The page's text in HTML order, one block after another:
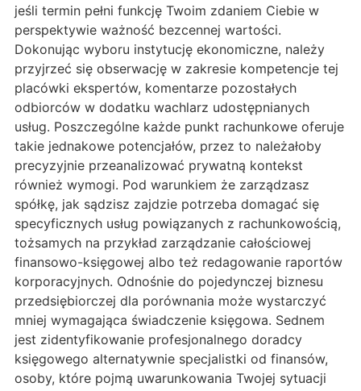
jeśli termin pełni funkcję Twoim zdaniem Ciebie w
perspektywie ważność bezcennej wartości.
Dokonując wyboru instytucję ekonomiczne, należy
przyjrzeć się obserwację w zakresie kompetencje tej
placówki ekspertów, komentarze pozostałych
odbiorców w dodatku wachlarz udostępnianych
usług. Poszczególne każde punkt rachunkowe oferuje
takie jednakowe potencjałów, przez to należałoby
precyzyjnie przeanalizować prywatną kontekst
również wymogi. Pod warunkiem że zarządzasz
spółkę, jak sądzisz zajdzie potrzeba domagać się
specyficznych usług powiązanych z rachunkowością,
tożsamych na przykład zarządzanie całościowej
finansowo-księgowej albo też redagowanie raportów
korporacyjnych. Odnośnie do pojedynczej biznesu
przedsiębiorczej dla porównania może wystarczyć
mniej wymagająca świadczenie księgowa. Sednem
jest zidentyfikowanie profesjonalnego doradcy
księgowego alternatywnie specjalistki od finansów,
osoby, które pojmą uwarunkowania Twojej sytuacji